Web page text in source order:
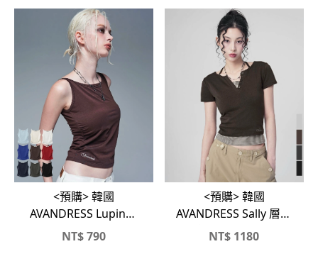
<預購> 韓國
AVANDRESS Lupin船
型領顯瘦抓皺背心
NT$790
<預購> 韓國
AVANDRESS Sally 層次
感假兩件條紋短T
NT$ 1180